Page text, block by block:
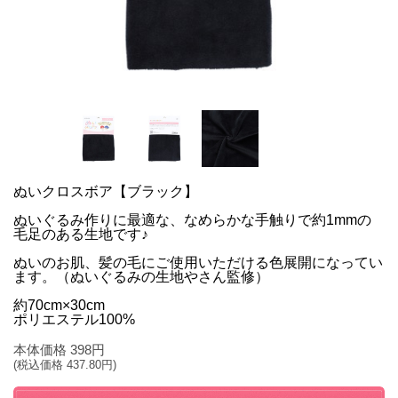
ぬいクロスボア【ブラック】
ぬいぐるみ作りに最適な、なめらかな手触りで約1mmの
毛足のある生地です♪
ぬいのお肌、髪の毛にご使用いただける色展開になってい
ます。（ぬいぐるみの生地やさん監修）
約70cm×30cm
ポリエステル100%
本体価格 398円
(税込価格 437.80円)